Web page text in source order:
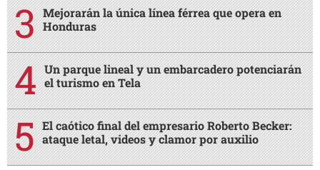
Mejorarán la única línea férrea que opera en
Honduras
Un parque lineal y un embarcadero potenciarán
el turismo en Tela
El caótico final del empresario Roberto Becker:
ataque letal, videos y clamor por auxilio